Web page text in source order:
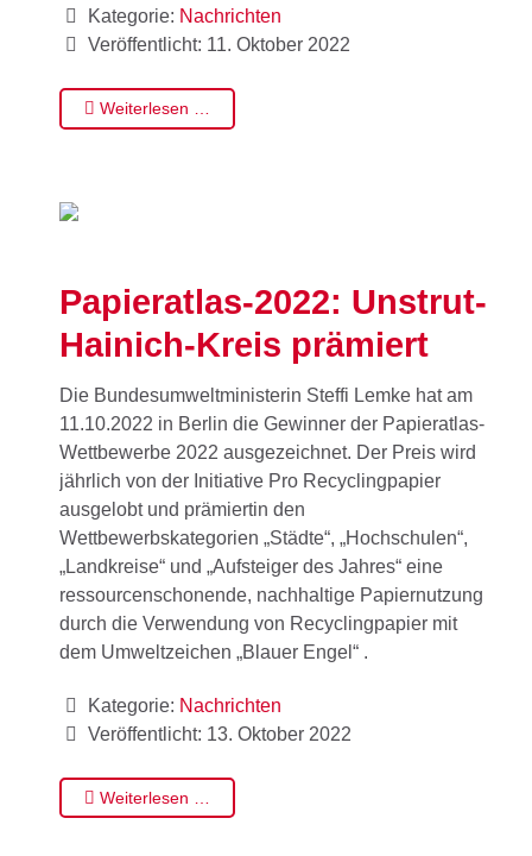
Kategorie: Nachrichten
Veröffentlicht: 11. Oktober 2022
Weiterlesen …
Papieratlas-2022: Unstrut-
Hainich-Kreis prämiert
Die Bundesumweltministerin Steffi Lemke hat am
11.10.2022 in Berlin die Gewinner der Papieratlas-
Wettbewerbe 2022 ausgezeichnet. Der Preis wird
jährlich von der Initiative Pro Recyclingpapier
ausgelobt und prämiertin den
Wettbewerbskategorien „Städte“, „Hochschulen“,
„Landkreise“ und „Aufsteiger des Jahres“ eine
ressourcenschonende, nachhaltige Papiernutzung
durch die Verwendung von Recyclingpapier mit
dem Umweltzeichen „Blauer Engel“ .
Kategorie: Nachrichten
Veröffentlicht: 13. Oktober 2022
Weiterlesen …